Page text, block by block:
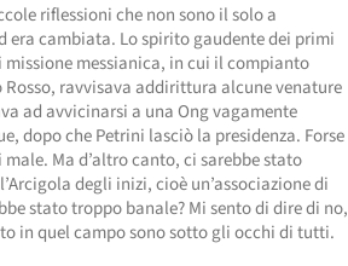
riflessioni che non sono il solo a
era cambiata. Lo spirito gaudente dei primi
messianica, in cui il compianto
ravvisava addirittura alcune venature
ad avvicinarsi a una Ong vagamente
dopo che Petrini lasciò la presidenza. Forse
Ma d’altro canto, ci sarebbe stato
degli inizi, cioè un’associazione di
stato troppo banale? Mi sento di dire di no,
in quel campo sono sotto gli occhi di tutti.